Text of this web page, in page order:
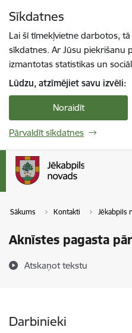
Sīkdatnes
Lai šī tīmekļvietne darbotos,
sīkdatnes. Ar Jūsu piekrišanu
izmantotas statistikas un
Lūdzu, atzīmējiet savu izvēli:
Noraidīt
Pārvaldīt sīkdatnes
Sākums Kontakti Jēkabpils
Aknīstes pagasta
Atskaņot tekstu
Darbinieki